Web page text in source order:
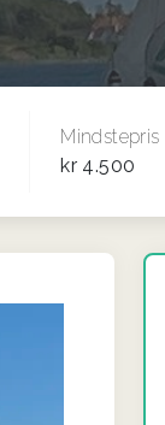
Mindstepris
kr 4.500